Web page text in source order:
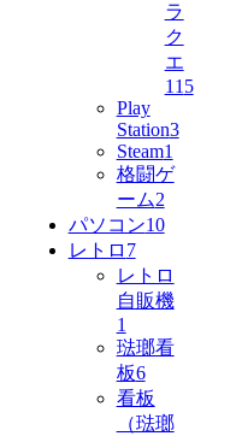
ラ
ク
エ
11 5
Play
Station3
Steam1
格闘ゲ
ーム2
パソコン10
レトロ 7
レトロ
自販機
1
琺瑯看
板6
看板
（琺瑯